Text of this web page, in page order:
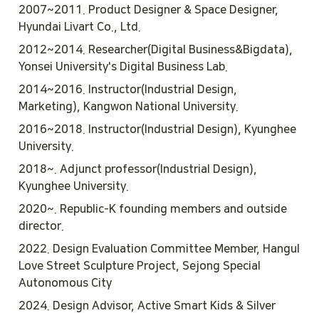
2007~2011. Product Designer & Space Designer,
Hyundai Livart Co., Ltd.
2012~2014. Researcher(Digital Business&Bigdata),
Yonsei University's Digital Business Lab.
2014~2016. Instructor(Industrial Design,
Marketing), Kangwon National University.
2016~2018. Instructor(Industrial Design), Kyunghee
University.
2018~. Adjunct professor(Industrial Design),
Kyunghee University.
2020~. Republic-K founding members and outside
director.
2022. Design Evaluation Committee Member, Hangul
Love Street Sculpture Project, Sejong Special
Autonomous City
2024. Design Advisor, Active Smart Kids & Silver